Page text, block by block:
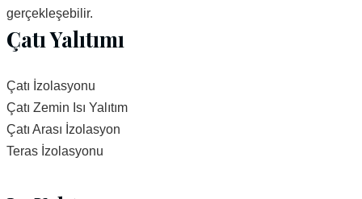
gerçekleşebilir.
Çatı Yalıtımı
Çatı İzolasyonu
Çatı Zemin Isı Yalıtım
Çatı Arası İzolasyon
Teras İzolasyonu